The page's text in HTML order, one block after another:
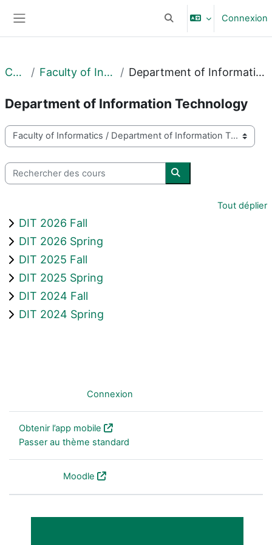
Activer/désactiver la
Connexion
Cours Faculty of Informatics Department of Information Technology
Department of Information Technology
Catégories de cours
Rechercher des cours
Rechercher des cours
Tout déplier
DIT 2026 Fall
DIT 2026 Spring
DIT 2025 Fall
DIT 2025 Spring
DIT 2024 Fall
DIT 2024 Spring
Connexion
Obtenir l’app mobile
Passer au thème standard
Moodle